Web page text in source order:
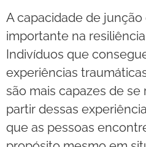
A capacidade de
importante na
Indivíduos que
experiências
são mais capazes de
partir dessas
que as pessoas